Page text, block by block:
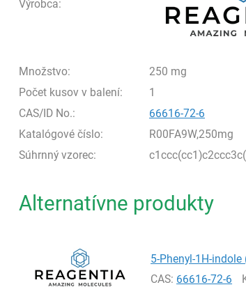
Výrobca:
Množstvo:
250 mg
Počet kusov v balení:
1
CAS/ID No.:
66616-72-6
Katalógové číslo:
R00FA9W,250mg
Súhrnný vzorec:
Alternatívne produkty
5-Phenyl-1H-indole
CAS: 66616-72-6